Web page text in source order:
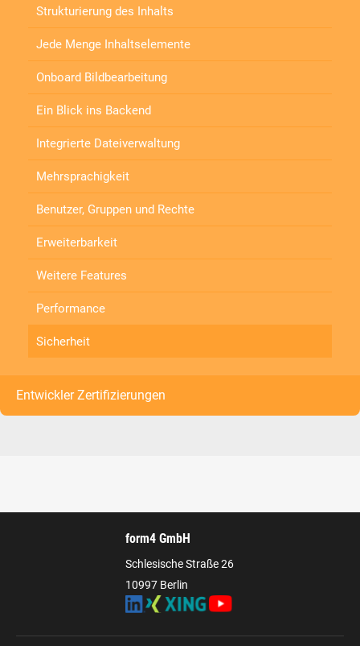
Strukturierung des Inhalts
Jede Menge Inhaltselemente
Onboard Bildbearbeitung
Ein Blick ins Backend
Integrierte Dateiverwaltung
Mehrsprachigkeit
Benutzer, Gruppen und Rechte
Erweiterbarkeit
Weitere Features
Performance
Sicherheit
Entwickler Zertifizierungen
form4 GmbH
Schlesische Straße 26
10997 Berlin